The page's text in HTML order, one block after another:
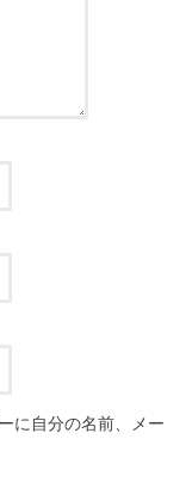
に自分の名前、メー